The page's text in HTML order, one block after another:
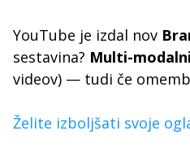
YouTube je izdal nov
sestavina? Multi-
videov) — tudi če
Želite izboljšati svoje